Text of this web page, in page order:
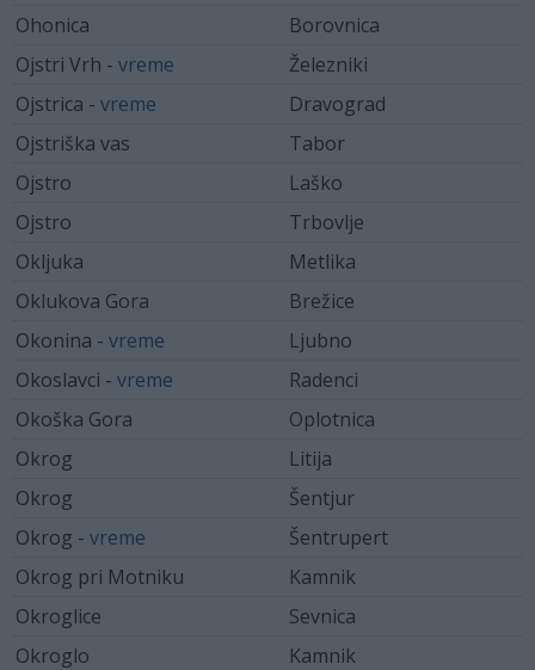
Ohonica
Borovnica
Ojstri Vrh - vreme
Železniki
Ojstrica - vreme
Dravograd
Ojstriška vas
Tabor
Ojstro
Laško
Ojstro
Trbovlje
Okljuka
Metlika
Oklukova Gora
Brežice
Okonina - vreme
Ljubno
Okoslavci - vreme
Radenci
Okoška Gora
Oplotnica
Okrog
Litija
Okrog
Šentjur
Okrog - vreme
Šentrupert
Okrog pri Motniku
Kamnik
Okroglice
Sevnica
Okroglo
Kamnik